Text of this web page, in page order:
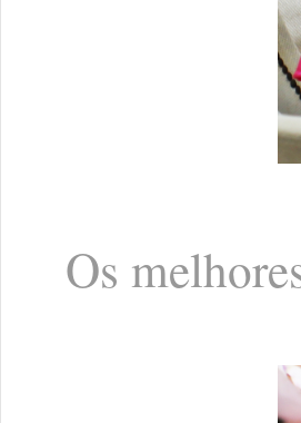
Os